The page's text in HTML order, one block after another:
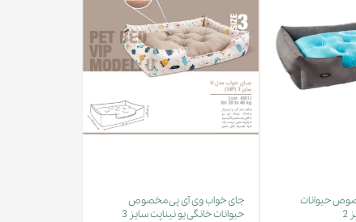
حیوانات
2
جای خواب وی آی پی مخصوص
حیوانات خانگی یو نیناپت سایز 3